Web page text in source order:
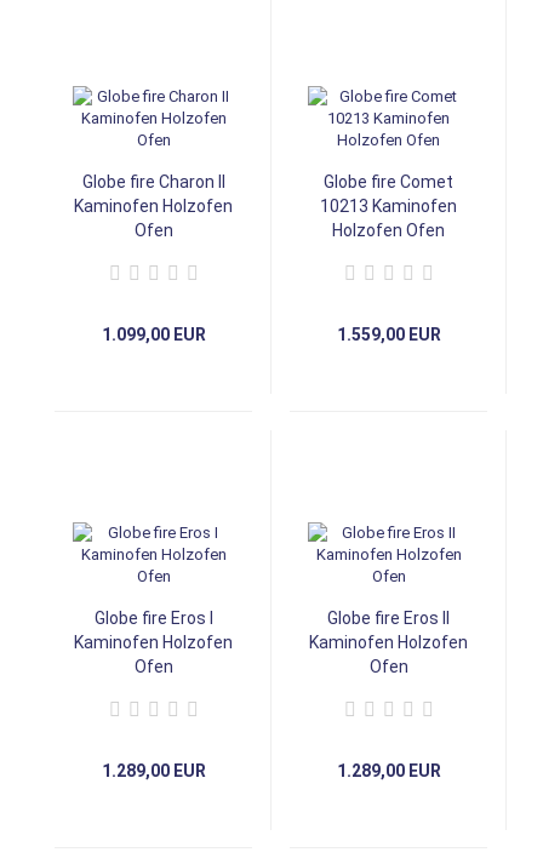
Globe fire Charon II
Kaminofen Holzofen
Ofen
1.099,00 EUR
Globe fire Comet
10213 Kaminofen
Holzofen Ofen
1.559,00 EUR
Globe fire Eros I
Kaminofen Holzofen
Ofen
1.289,00 EUR
Globe fire Eros II
Kaminofen Holzofen
Ofen
1.289,00 EUR